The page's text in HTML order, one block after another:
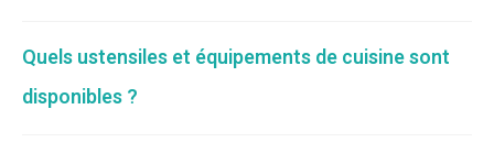
Quels ustensiles et équipements de cuisine sont
disponibles ?